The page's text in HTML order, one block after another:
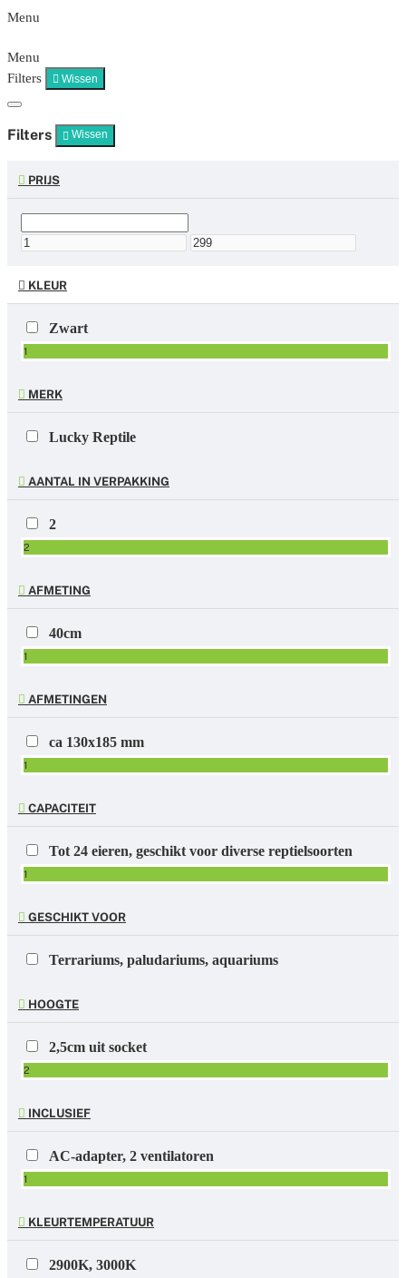
Menu
Menu
Filters
Wissen
Filters Wissen
PRIJS
KLEUR
Zwart
1
MERK
Lucky Reptile
AANTAL IN VERPAKKING
2
2
AFMETING
40cm
1
AFMETINGEN
ca 130x185 mm
1
CAPACITEIT
Tot 24 eieren, geschikt voor diverse reptielsoorten
1
GESCHIKT VOOR
Terrariums, paludariums, aquariums
HOOGTE
2,5cm uit socket
2
INCLUSIEF
AC-adapter, 2 ventilatoren
1
KLEURTEMPERATUUR
2900K, 3000K